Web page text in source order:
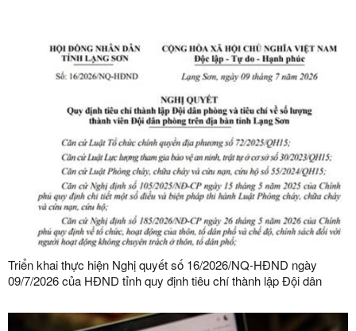
Triển khai thực hiện Nghị quyết số 16/2026/NQ-HĐND ngày
09/7/2026 của HĐND tỉnh quy định tiêu chí thành lập Đội dân
bàn tỉnh